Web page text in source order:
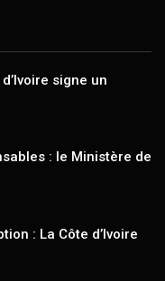
signe un
: le Ministère de
: La Côte d’Ivoire